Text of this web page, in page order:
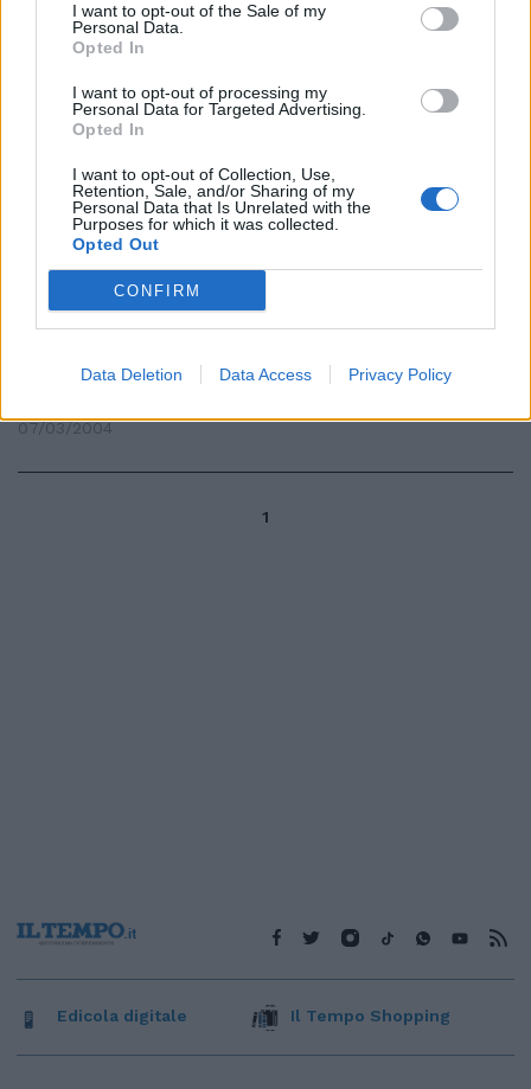
I want to opt-out of the Sale of my
Personal Data.
Opted In
I want to opt-out of processing my
Personal Data for Targeted Advertising.
Opted In
I want to opt-out of Collection, Use,
Retention, Sale, and/or Sharing of my
Personal Data that Is Unrelated with the
Purposes for which it was collected.
Opted Out
CONFIRM
Data Deletion Data Access Privacy Policy
situazione" E' la prima ...
15/03/2004
ma senza considerare il crac
08/03/2004
MONDAINI-VIANELLO «Eravamo
parente del quale, però, è
07/03/2004
1
Edicola digitale Il Tempo Shopping